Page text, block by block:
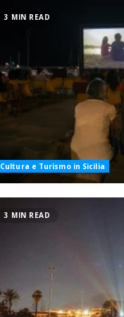
3 MIN READ
Cultura e Turismo in Sicilia
3 MIN READ